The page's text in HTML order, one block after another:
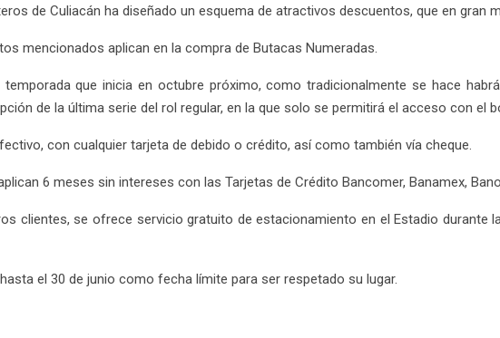
de Culiacán ha diseñado un esquema de atractivos descuentos, que en gran
mencionados aplican en la compra de Butacas Numeradas.
que inicia en octubre próximo, como tradicionalmente se hace
de la última serie del rol regular, en la que solo se permitirá el acceso con el
con cualquier tarjeta de debido o crédito, así como también vía cheque.
6 meses sin intereses con las Tarjetas de Crédito Bancomer, Banamex,
clientes, se ofrece servicio gratuito de estacionamiento en el Estadio durante
el 30 de junio como fecha límite para ser respetado su lugar.